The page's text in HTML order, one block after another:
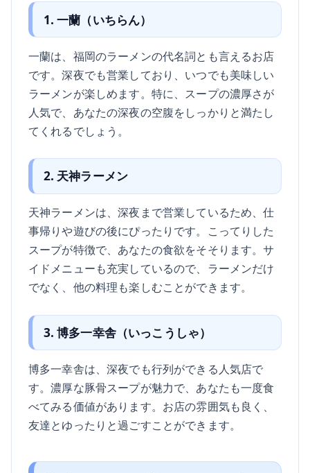
1. 一蘭（いちらん）
一蘭は、福岡のラーメンの代名詞とも言えるお店
です。深夜でも営業しており、いつでも美味しい
ラーメンが楽しめます。特に、スープの濃厚さが
人気で、あなたの深夜の空腹をしっかりと満たし
てくれるでしょう。
2. 天神ラーメン
天神ラーメンは、深夜まで営業しているため、仕
事帰りや遊びの後にぴったりです。こってりした
スープが特徴で、あなたの食欲をそそります。サ
イドメニューも充実しているので、ラーメンだけ
でなく、他の料理も楽しむことができます。
3. 博多一幸舎（いっこうしゃ）
博多一幸舎は、深夜でも行列ができる人気店で
す。濃厚な豚骨スープが魅力で、あなたも一度食
べてみる価値があります。お店の雰囲気も良く、
友達とゆったりと過ごすことができます。